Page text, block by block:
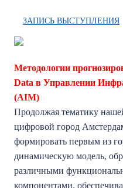
ЗАПИСЬ ВЫСТУПЛЕНИЯ
Методологии
Data в Управлении
(AIM)
Продолжая тематику
цифровой город
формировать первым из
динамическую модель,
различными
компонентами,